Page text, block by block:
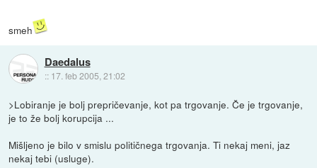
smeh
Daedalus
:: 17. feb 2005, 21:02
>Lobiranje je bolj prepričevanje, kot pa trgovanje. Če je trgovanje,
je to že bolj korupcija ...
Mišljeno je bilo v smislu političnega trgovanja. Ti nekaj meni, jaz
nekaj tebi (usluge).